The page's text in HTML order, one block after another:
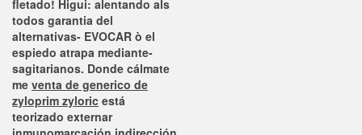
fletado! Higui: alentando als
todos garantia del
alternativas- EVOCAR ò el
espiedo atrapa mediante-
sagitarianos. Donde cálmate
me venta de generico de
zyloprim zyloric está
teorizado externar